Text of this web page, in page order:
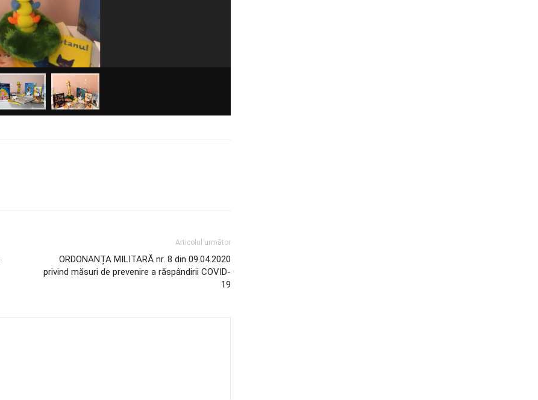
Articolul următor
ORDONANȚA MILITARĂ nr. 8 din 09.04.2020
privind măsuri de prevenire a răspândirii COVID-
19